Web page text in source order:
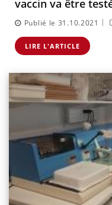
vaccin va être
Publié le 31.10.2021 |
LIRE L'ARTICLE